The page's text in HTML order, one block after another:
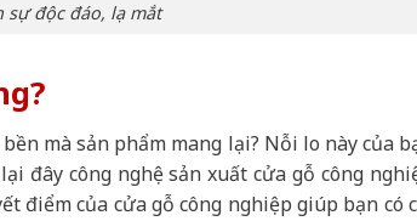
sự độc đáo, lạ mắt
mà sản phẩm mang lại? Nỗi lo này của
đây công nghệ sản xuất cửa gỗ công
điểm của cửa gỗ công nghiệp giúp bạn có